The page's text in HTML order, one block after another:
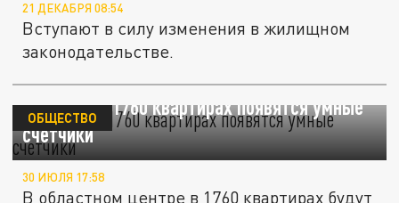
21 ДЕКАБРЯ 08:54
Вступают в силу изменения в жилищном
законодательстве.
В Самаре в 1760 квартирах появятся умные
счетчики
ОБЩЕСТВО
30 ИЮЛЯ 17:58
В областном центре в 1760 квартирах будут